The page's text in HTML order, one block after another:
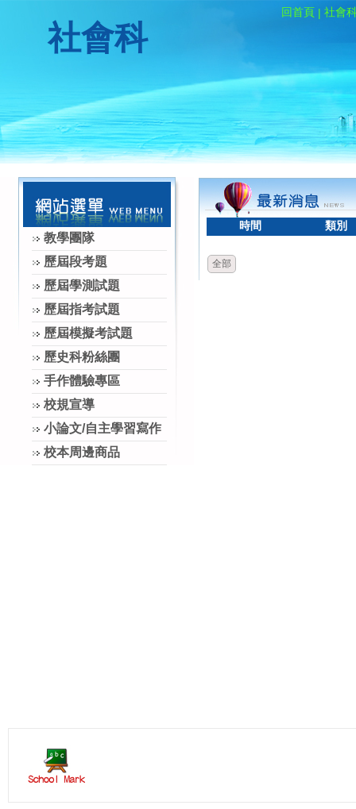
回首頁 | 社會
社會科
教學團隊
歷屆段考題
歷屆學測試題
歷屆指考試題
歷屆模擬考試題
歷史科粉絲團
手作體驗專區
校規宣導
小論文/自主學習寫作
校本周邊商品
時間 類別
全部